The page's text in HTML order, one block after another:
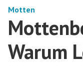
Motten
Warum